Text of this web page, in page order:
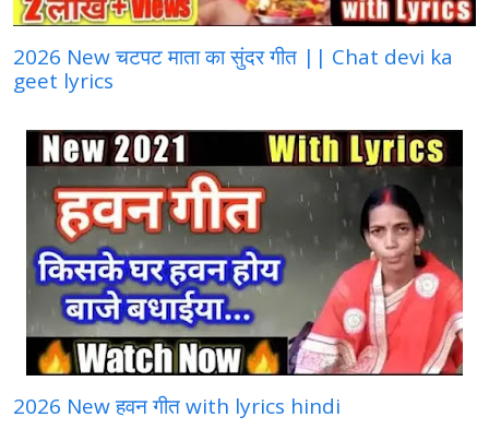
2026 New चटपट माता का सुंदर गीत || Chat devi ka
geet lyrics
2026 New हवन गीत with lyrics hindi